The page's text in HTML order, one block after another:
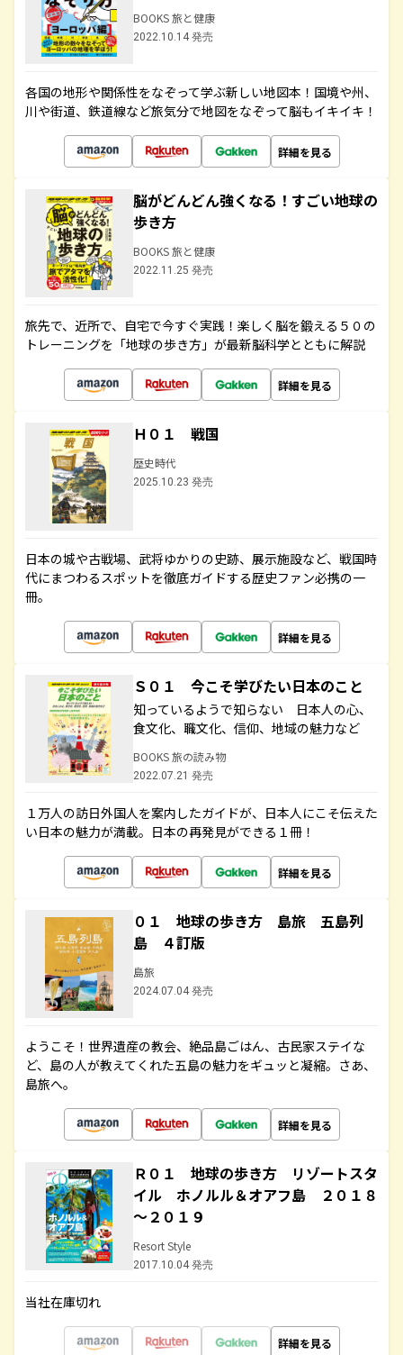
BOOKS 旅と健康
2022.10.14 発売
各国の地形や関係性をなぞって学ぶ新しい地図本！国境や州、
川や街道、鉄道線など旅気分で地図をなぞって脳もイキイキ！
詳細を見る
脳がどんどん強くなる！すごい地球の
歩き方
BOOKS 旅と健康
2022.11.25 発売
旅先で、近所で、自宅で今すぐ実践！楽しく脳を鍛える５０の
トレーニングを「地球の歩き方」が最新脳科学とともに解説
詳細を見る
Ｈ０１ 戦国
歴史時代
2025.10.23 発売
日本の城や古戦場、武将ゆかりの史跡、展示施設など、戦国時
代にまつわるスポットを徹底ガイドする歴史ファン必携の一
冊。
詳細を見る
Ｓ０１ 今こそ学びたい日本のこと
知っているようで知らない 日本人の心、
食文化、職文化、信仰、地域の魅力など
BOOKS 旅の読み物
2022.07.21 発売
１万人の訪日外国人を案内したガイドが、日本人にこそ伝えた
い日本の魅力が満載。日本の再発見ができる１冊！
詳細を見る
０１ 地球の歩き方 島旅 五島列
島 ４訂版
島旅
2024.07.04 発売
ようこそ！世界遺産の教会、絶品島ごはん、古民家ステイな
ど、島の人が教えてくれた五島の魅力をギュッと凝縮。さあ、
島旅へ。
詳細を見る
Ｒ０１ 地球の歩き方 リゾートスタ
イル ホノルル＆オアフ島 ２０１８
～２０１９
Resort Style
2017.10.04 発売
当社在庫切れ
詳細を見る